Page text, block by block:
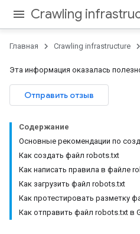
Crawling
Главная Crawling infrastructure
Эта информация оказалась
Отправить отзыв
Содержание
Основные рекомендации по
Как создать файл robots.txt
Как написать правила в файле
Как загрузить файл robots.txt
Как протестировать разметку
Как отправить файл robots.txt в